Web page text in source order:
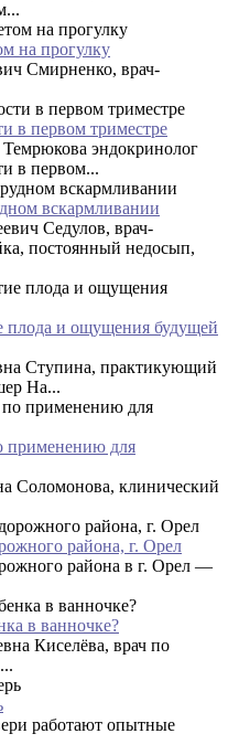
на прогулку
Смирненко, врач-
в первом триместре
эндокринолог
в первом...
вскармливании
Седулов, врач-
постоянный недосып,
плода и ощущения будущей
Ступина, практикующий
На...
применению для
Соломонова, клинический
района, г. Орел
района в г. Орел —
в ванночке?
Киселёва, врач по
работают опытные